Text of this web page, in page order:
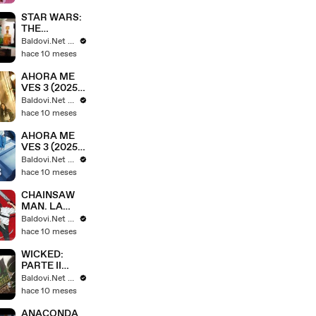
Tráiler
Español [HD]
🎞️🇪🇸
STAR WARS:
THE
MANDALORI
AN AND
(2026) -
Tráiler #1
Español [HD]
🎞️🇪🇸
Baldovi.Net - Tráilers y spots en español
hace 10 meses
AHORA ME
VES 3 (2025)
– Tráiler #2
Español [HD]
Baldovi.Net - Tráilers y spots en español
hace 10 meses
AHORA ME
VES 3 (2025)
– Tráiler #1
Español [HD]
Baldovi.Net - Tráilers y spots en español
hace 10 meses
CHAINSAW
MAN. LA
PELÍCULA -
EL ARCO DE
– Tráiler
Español [HD]
🎞️🇪🇸
Baldovi.Net - Tráilers y spots en español
hace 10 meses
WICKED:
PARTE II
(2025) -
Tráiler #2
🎞️🇪🇸
Baldovi.Net - Tráilers y spots en español
hace 10 meses